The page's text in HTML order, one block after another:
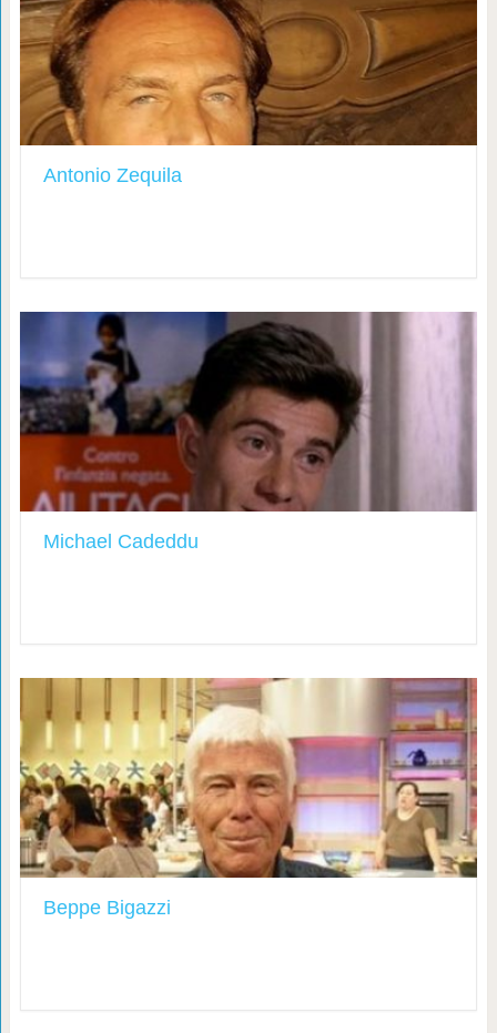
Antonio Zequila
Michael Cadeddu
Beppe Bigazzi